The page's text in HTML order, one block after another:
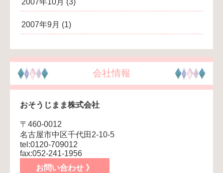
2007年9月 (1)
会社情報
おそうじまま株式会社
〒460-0012
名古屋市中区千代田2-10-5
tel:0120-709012
fax:052-241-1956
お問い合わせ 》